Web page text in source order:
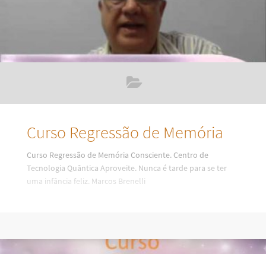
Curso Regressão de Memória
Curso Regressão de Memória Consciente. Centro de
Tecnologia Quântica Aproveite. Nunca é tarde para se ter
uma infância feliz. Marcos Brenelli